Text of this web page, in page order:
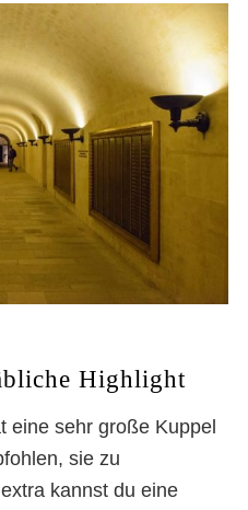
Highlight
eine sehr große Kuppel
sie zu
kannst du eine